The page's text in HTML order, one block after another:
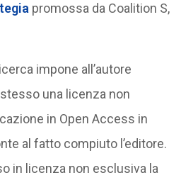
promossa da Coalition S,
impone all’autore
una licenza non
in Open Access in
al fatto compiuto l’editore.
in licenza non esclusiva la